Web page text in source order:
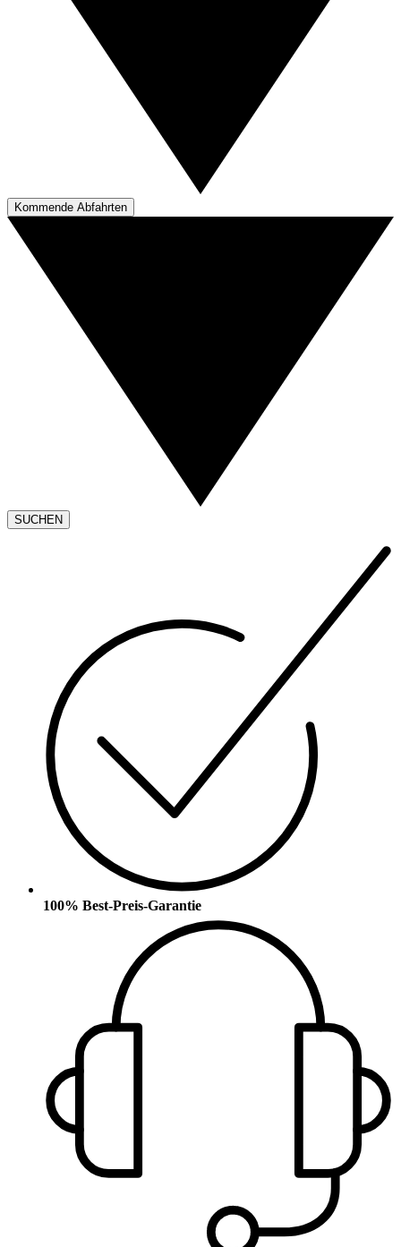
Kommende Abfahrten
SUCHEN
100% Best-Preis-Garantie